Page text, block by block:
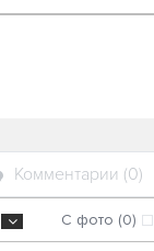
Комментарии (0)
С фото (0)